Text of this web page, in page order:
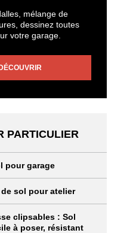
mélange de
dessinez toutes
votre garage.
DÉCOUVRIR
PARTICULIER
pour garage
de sol pour atelier
clipsables : Sol
à poser, résistant